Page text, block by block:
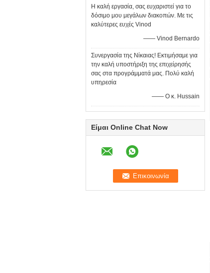
Η καλή εργασία, σας ευχαριστεί για το
δόσιμο μου μεγάλων διακοπών. Με τις
καλύτερες ευχές Vinod
—— Vinod Bernardo
Συνεργασία της Νίκαιας! Εκτιμήσαμε για
την καλή υποστήριξη της επιχείρησής
σας στα προγράμματά μας. Πολύ καλή
υπηρεσία
—— Ο κ. Hussain
Είμαι Online Chat Now